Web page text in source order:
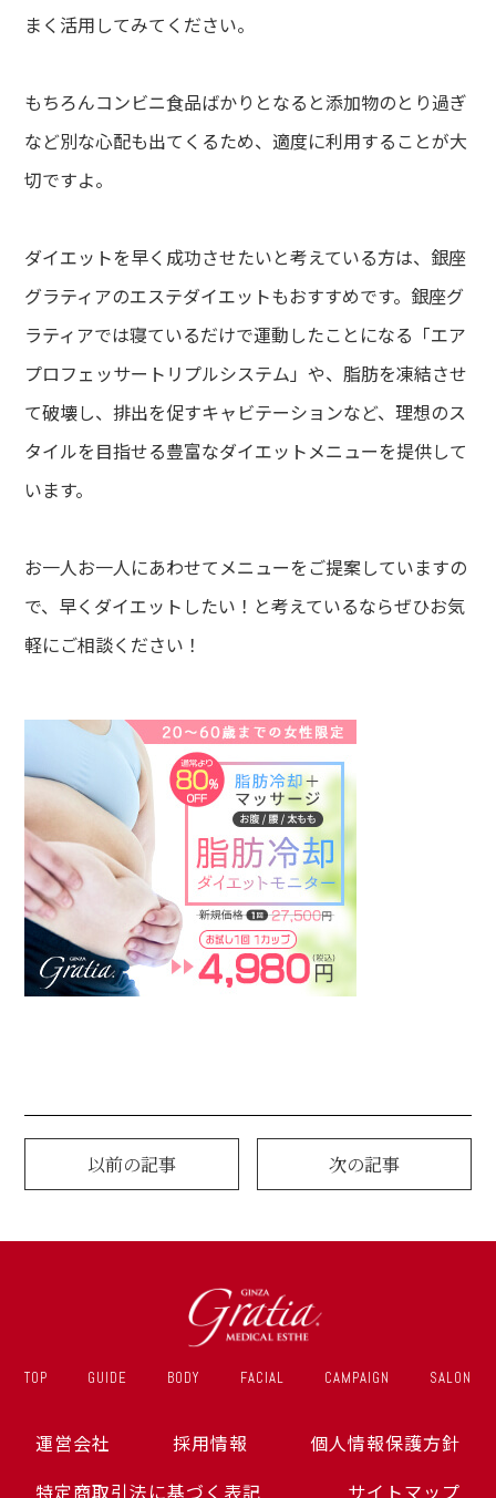
まく活用してみてください。
もちろんコンビニ食品ばかりとなると添加物のとり過ぎ
など別な心配も出てくるため、適度に利用することが大
切ですよ。
ダイエットを早く成功させたいと考えている方は、銀座
グラティアのエステダイエットもおすすめです。銀座グ
ラティアでは寝ているだけで運動したことになる「エア
プロフェッサートリプルシステム」や、脂肪を凍結させ
て破壊し、排出を促すキャビテーションなど、理想のス
タイルを目指せる豊富なダイエットメニューを提供して
います。
お一人お一人にあわせてメニューをご提案していますの
で、早くダイエットしたい！と考えているならぜひお気
軽にご相談ください！
以前の記事 次の記事
TOP GUIDE BODY FACIAL CAMPAIGN SALON
運営会社 採用情報
個人情報保護方針
特定商取引法に基づく表記
サイトマップ